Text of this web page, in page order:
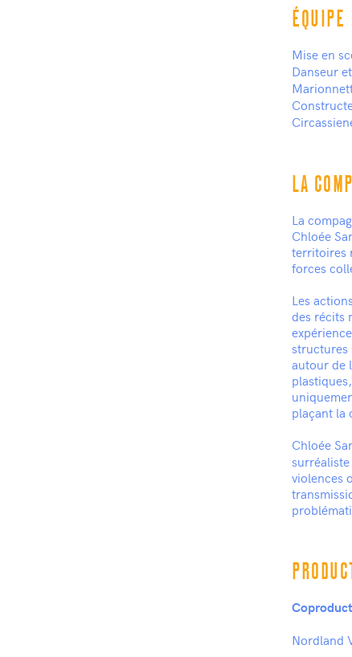
ÉQUIPE
Mise en
Danseur
LA
La
Chloée
territoires
forces
Les
des récits
structures
autour de
plaçant la
Chloée
violences
Nordland